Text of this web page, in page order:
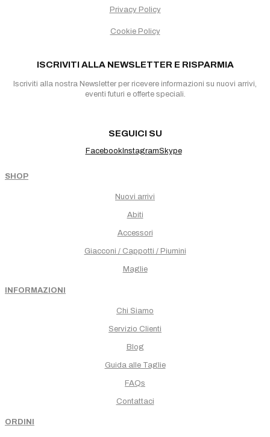
Privacy Policy
Cookie Policy
ISCRIVITI ALLA NEWSLETTER E RISPARMIA
Iscriviti alla nostra Newsletter per ricevere informazioni su nuovi arrivi,
eventi futuri e offerte speciali.
SEGUICI SU
FacebookInstagramSkype
SHOP
Nuovi arrivi
Abiti
Accessori
Giacconi / Cappotti / Piumini
Maglie
INFORMAZIONI
Chi Siamo
Servizio Clienti
Blog
Guida alle Taglie
FAQs
Contattaci
ORDINI